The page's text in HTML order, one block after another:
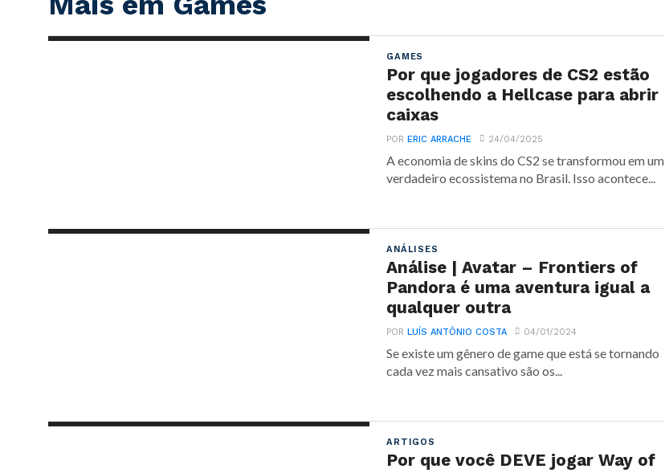
GAMES
Por que jogadores de CS2 estão
escolhendo a Hellcase para abrir
caixas
PORERIC ARRACHE 24/04/2025
A economia de skins do CS2 se transformou em um
verdadeiro ecossistema no Brasil. Isso acontece...
ANÁLISES
Análise | Avatar – Frontiers of
Pandora é uma aventura igual a
qualquer outra
PORLUÍS ANTÔNIO COSTA 04/01/2024
Se existe um gênero de game que está se tornando
cada vez mais cansativo são os...
ARTIGOS
Por que você DEVE jogar Way of